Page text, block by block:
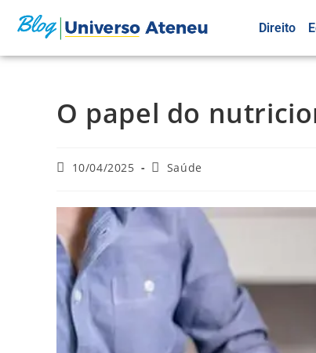
Direito
O papel do
10/04/2025 Saúde